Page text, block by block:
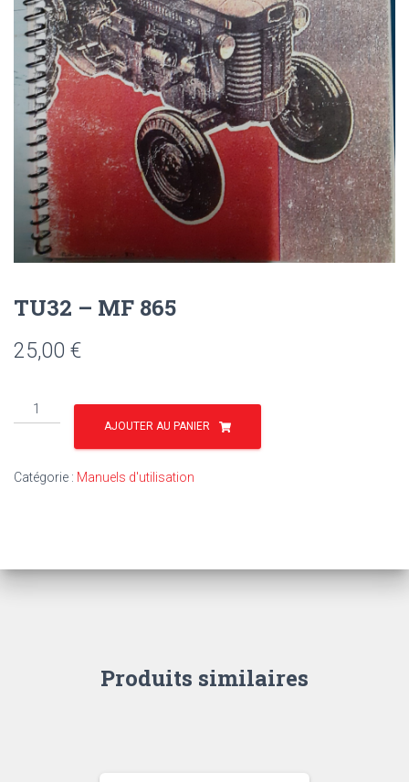
TU32 – MF 865
25,00 €
quantité
de
MF
AJOUTER AU PANIER
Catégorie : Manuels d'utilisation
Produits similaires